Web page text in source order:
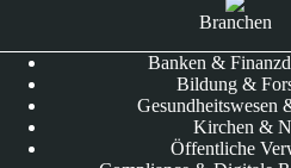
Branchen
Banken &
Bildung &
Gesundheitswesen
Kirchen &
Öffentliche